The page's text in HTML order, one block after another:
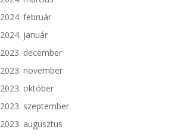
2024. február
2024. január
2023. december
2023. november
2023. október
2023. szeptember
2023. augusztus